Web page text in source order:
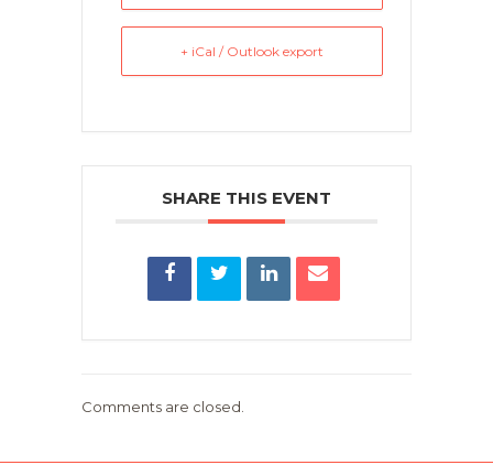
+ iCal / Outlook export
SHARE THIS EVENT
Comments are closed.